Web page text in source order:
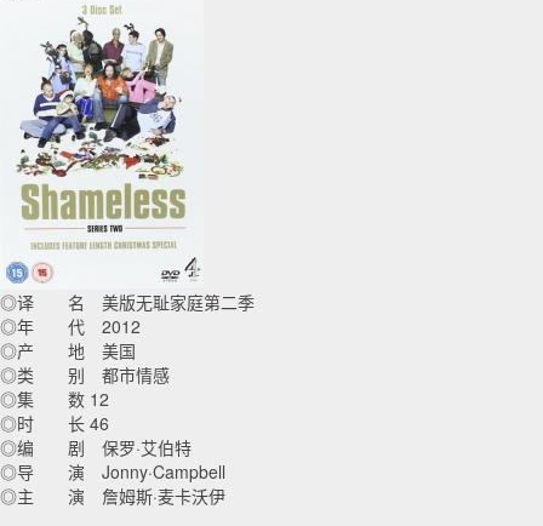
◎译 名 美版无耻家庭第二季
◎年 代 2012
◎产 地 美国
◎类 别 都市情感
◎集 数 12
◎时 长 46
◎编 剧 保罗·艾伯特
◎导 演 Jonny·Campbell
◎主 演 詹姆斯·麦卡沃伊